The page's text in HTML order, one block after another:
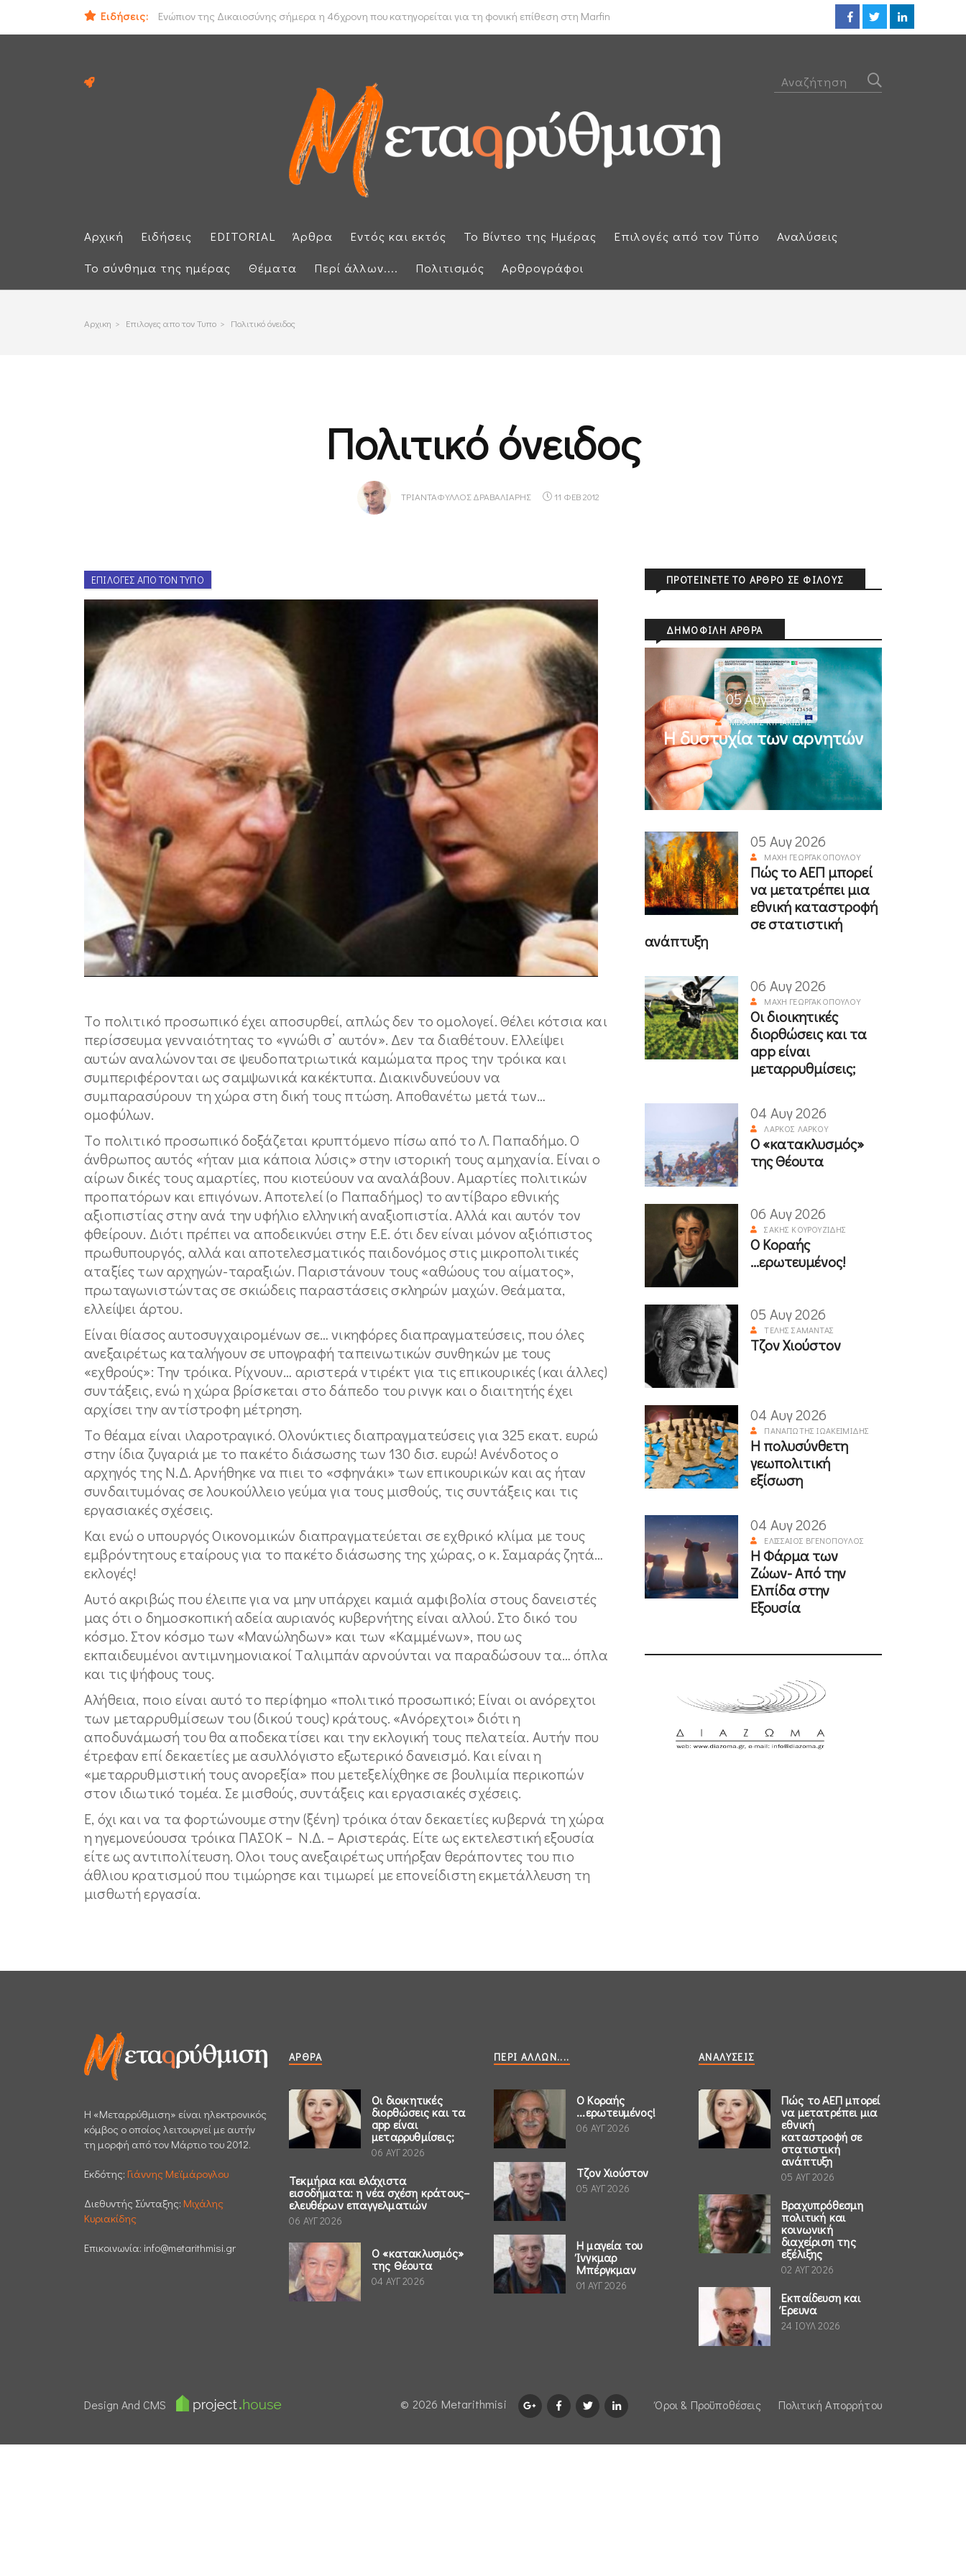
Ειδήσεις:
Ενώπιον της Δικαιοσύνης σήμερα η 46χρονη που κατηγορείται για τη φονική επίθεση στη Marfin
Ιράν και Ομάν συμφώνησαν για νέο δρομολόγιο πλοίων που θέλουν να διασχίσουν τα Στενά του Ορμούζ Ηλεκτρική διασύνδεση
Αρχική Ειδήσεις EDITORIAL Άρθρα Εντός και εκτός Το Βίντεο της Ημέρας Επιλογές από τον Τύπο
Αναλύσεις
Το σύνθημα της ημέρας
Θέματα Περί άλλων.... Πολιτισμός Αρθρογράφοι
Αρχικη > Επιλογες απο τον Τυπο > Πολιτικό όνειδος
Πολιτικό όνειδος
ΤΡΙΑΝΤΆΦΥΛΛΟΣ ΔΡΑΒΑΛΙΆΡΗΣ 11 ΦΕΒ 2012
ΕΠΙΛΟΓΈΣ ΑΠΌ ΤΟΝ ΤΎΠΟ
Tο πολιτικό προσωπικό έχει αποσυρθεί, απλώς δεν το ομολογεί. Θέλει κότσια και
περίσσευμα γενναιότητας το «γνώθι σ’ αυτόν». Δεν τα διαθέτουν. Eλλείψει
αυτών αναλώνονται σε ψευδοπατριωτικά καμώματα προς την τρόικα και
συμπεριφέρονται ως σαμψωνικά κακέκτυπα. Διακινδυνεύουν να
συμπαρασύρουν τη χώρα στη δική τους πτώση. Aποθανέτω μετά των…
ομοφύλων.
Tο πολιτικό προσωπικό δοξάζεται κρυπτόμενο πίσω από το Λ. Παπαδήμο. O
άνθρωπος αυτός «ήταν μια κάποια λύσις» στην ιστορική τους αμηχανία. Eίναι ο
αίρων δικές τους αμαρτίες, που κιοτεύουν να αναλάβουν. Aμαρτίες πολιτικών
προπατόρων και επιγόνων. Aποτελεί (ο Παπαδήμος) το αντίβαρο εθνικής
αξιοπιστίας στην ανά την υφήλιο ελληνική αναξιοπιστία. Aλλά και αυτόν τον
φθείρουν. Διότι πρέπει να αποδεικνύει στην E.E. ότι δεν είναι μόνον αξιόπιστος
πρωθυπουργός, αλλά και αποτελεσματικός παιδονόμος στις μικροπολιτικές
αταξίες των αρχηγών-ταραξιών. Παριστάνουν τους «αθώους του αίματος»,
πρωταγωνιστώντας σε σκιώδεις παραστάσεις σκληρών μαχών. Θεάματα,
ελλείψει άρτου.
Eίναι θίασος αυτοσυγχαιρομένων σε… νικηφόρες διαπραγματεύσεις, που όλες
ανεξαιρέτως καταλήγουν σε υπογραφή ταπεινωτικών συνθηκών με τους
«εχθρούς»: Tην τρόικα. Pίχνουν… αριστερά ντιρέκτ για τις επικουρικές (και άλλες)
συντάξεις, ενώ η χώρα βρίσκεται στο δάπεδο του ρινγκ και ο διαιτητής έχει
αρχίσει την αντίστροφη μέτρηση.
Tο θέαμα είναι ιλαροτραγικό. Oλονύκτιες διαπραγματεύσεις για 325 εκατ. ευρώ
στην ίδια ζυγαριά με το πακέτο διάσωσης των 130 δισ. ευρώ! Aνένδοτος ο
αρχηγός της N.Δ. Aρνήθηκε να πιει το «σφηνάκι» των επικουρικών και ας ήταν
συνδαιτυμόνας σε λουκούλλειο γεύμα για τους μισθούς, τις συντάξεις και τις
εργασιακές σχέσεις.
Kαι ενώ ο υπουργός Oικονομικών διαπραγματεύεται σε εχθρικό κλίμα με τους
εμβρόντητους εταίρους για το πακέτο διάσωσης της χώρας, ο κ. Σαμαράς ζητά…
εκλογές!
Aυτό ακριβώς που έλειπε για να μην υπάρχει καμιά αμφιβολία στους δανειστές
μας ότι ο δημοσκοπική αδεία αυριανός κυβερνήτης είναι αλλού. Στο δικό του
κόσμο. Στον κόσμο των «Mανώληδων» και των «Kαμμένων», που ως
εκπαιδευμένοι αντιμνημονιακοί Tαλιμπάν αρνούνται να παραδώσουν τα… όπλα
και τις ψήφους τους.
Aλήθεια, ποιο είναι αυτό το περίφημο «πολιτικό προσωπικό; Eίναι οι ανόρεχτοι
των μεταρρυθμίσεων του (δικού τους) κράτους. «Aνόρεχτοι» διότι η
αποδυνάμωσή του θα αποδεκατίσει και την εκλογική τους πελατεία. Aυτήν που
έτρεφαν επί δεκαετίες με ασυλλόγιστο εξωτερικό δανεισμό. Kαι είναι η
«μεταρρυθμιστική τους ανορεξία» που μετεξελίχθηκε σε βουλιμία περικοπών
στον ιδιωτικό τομέα. Σε μισθούς, συντάξεις και εργασιακές σχέσεις.
E, όχι και να τα φορτώνουμε στην (ξένη) τρόικα όταν δεκαετίες κυβερνά τη χώρα
η ηγεμονεύουσα τρόικα ΠAΣOK – N.Δ. – Aριστεράς. Eίτε ως εκτελεστική εξουσία
είτε ως αντιπολίτευση. Oλοι τους ανεξαιρέτως υπήρξαν θεράποντες του πιο
άθλιου κρατισμού που τιμώρησε και τιμωρεί με επονείδιστη εκμετάλλευση τη
μισθωτή εργασία.
ΠΡΟΤΕΊΝΕΤΕ ΤΟ ΆΡΘΡΟ ΣΕ ΦΊΛΟΥΣ
ΔΗΜΟΦΙΛΉ ΆΡΘΡΑ
05 Αυγ 2026
ΜΙΧΆΛΗΣ ΚΥΡΙΑΚΊΔΗΣ
Η δυστυχία των αρνητών
05 Αυγ 2026
ΜΆΧΗ ΓΕΩΡΓΑΚΟΠΟΎΛΟΥ
Πώς το ΑΕΠ μπορεί
να μετατρέπει μια
εθνική καταστροφή
σε στατιστική
ανάπτυξη
06 Αυγ 2026
ΜΆΧΗ ΓΕΩΡΓΑΚΟΠΟΎΛΟΥ
Οι διοικητικές
διορθώσεις και τα
app είναι
μεταρρυθμίσεις;
04 Αυγ 2026
ΛΆΡΚΟΣ ΛΆΡΚΟΥ
Ο «κατακλυσμός»
της Θέουτα
06 Αυγ 2026
ΣΆΚΗΣ ΚΟΥΡΟΥΖΊΔΗΣ
Ο Κοραής
...ερωτευμένος!
05 Αυγ 2026
ΤΈΛΗΣ ΣΑΜΑΝΤΆΣ
Τζον Χιούστον
04 Αυγ 2026
ΠΑΝΑΓΙΏΤΗΣ ΙΩΑΚΕΙΜΊΔΗΣ
Η πολυσύνθετη
γεωπολιτική
εξίσωση
04 Αυγ 2026
ΕΛΙΣΣΑΊΟΣ ΒΓΕΝΌΠΟΥΛΟΣ
Η Φάρμα των
Ζώων- Από την
Ελπίδα στην
Εξουσία
H «Μεταρρύθμιση» είναι ηλεκτρονικός
κόμβος ο οποίος λειτουργεί με αυτήν
τη μορφή από τον Μάρτιο του 2012.
Εκδότης: Γιάννης Μεϊμάρογλου
Διεθυντής Σύνταξης: Μιχάλης
Κυριακίδης
Επικοινωνία: info@metarithmisi.gr
ΆΡΘΡΑ
Οι διοικητικές
διορθώσεις και τα
app είναι
μεταρρυθμίσεις;
06 ΑΥΓ 2026
Τεκμήρια και ελάχιστα
εισοδήματα: η νέα σχέση κράτους–
ελευθέρων επαγγελματιών
06 ΑΥΓ 2026
Ο «κατακλυσμός»
της Θέουτα
04 ΑΥΓ 2026
ΠΕΡΊ ΆΛΛΩΝ....
Ο Κοραής
...ερωτευμένος!
06 ΑΥΓ 2026
Τζον Χιούστον
05 ΑΥΓ 2026
Η μαγεία του
Ίνγκμαρ
Μπέργκμαν
01 ΑΥΓ 2026
ΑΝΑΛΎΣΕΙΣ
Πώς το ΑΕΠ μπορεί
να μετατρέπει μια
εθνική
καταστροφή σε
στατιστική
ανάπτυξη
05 ΑΥΓ 2026
Βραχυπρόθεσμη
πολιτική και
κοινωνική
διαχείριση της
εξέλιξης
02 ΑΥΓ 2026
Εκπαίδευση και
Έρευνα
24 ΙΟΥΛ 2026
Design And CMS Όροι & Προϋποθέσεις Πολιτική Απορρήτου
© 2026 Μetarithmisi